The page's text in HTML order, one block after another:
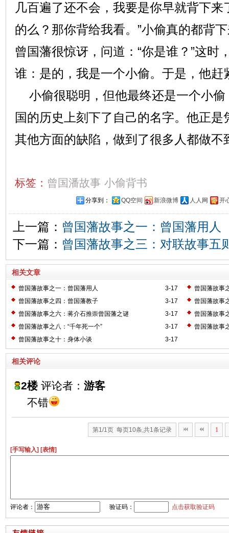
几百遍了还不会，我要是你早就背下来
的么？那你背给我看。”小偷真的都背
曾国藩很惊讶，问道：“你是谁？”这时
谁：是的，我是一个小偷。于是，他赶
小偷很聪明，但他最终还是一个小偷
国的历史上刻下了自己的名字。他正
其他方面的缺陷，做到了很多人都做不
标签： 曾国潘故事 小偷背书
分享到： QQ空间 新浪微博 人人网 开
上一篇： 曾国藩故事之一：曾国藩用人
下一篇： 曾国藩故事之三：对联故事五
相关文章
3-17
曾国藩故事之一：曾国藩用人
曾国藩故事
3-17
曾国藩故事之四：曾国藩教子
曾国藩故事
3-17
曾国藩故事之六：蒋介石推崇曾国藩之谜
曾国藩故事
3-17
曾国藩故事之八：“千年死一个”
曾国藩故事
3-17
曾国藩故事之十：身体小谈
相关评论
2楼评论者： 游客
不错
第1/1页 每页10条,共1条记录 1
[手写输入] [表情]
评论者： 验证码： 点击获取验证码